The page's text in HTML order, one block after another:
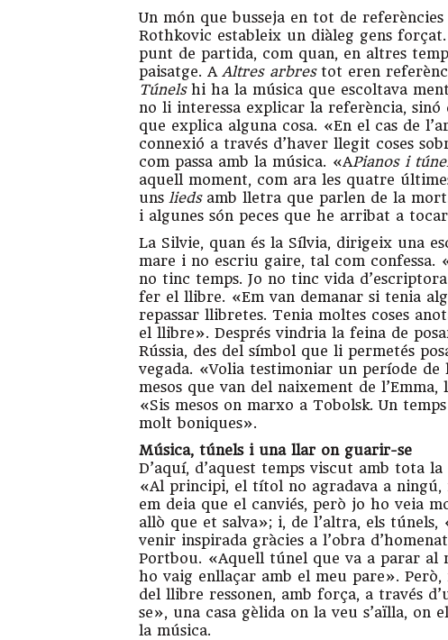
Un món que busseja en tot de
Rothkovic estableix un diàleg gens
punt de partida, com quan, en altres
paisatge. A Altres arbrestot eren
Túnelshi ha la música que escoltava
no li interessa explicar la referència,
que explica alguna cosa. «En el cas de
connexió a través d’haver llegit coses
com passa amb la música. «APianos i
aquell moment, com ara les quatre
uns liedsamb lletra que parlen de la
i algunes són peces que he arribat a
La Silvie, quan és la Sílvia, dirigeix una
mare i no escriu gaire, tal com confessa.
no tinc temps. Jo no tinc vida
fer el llibre. «Em van demanar si tenia
repassar llibretes. Tenia moltes coses
el llibre». Després vindria la feina de
Rússia, des del símbol que li permetés
vegada. «Volia testimoniar un període
mesos que van del naixement de
«Sis mesos on marxo a Tobolsk. Un
molt boniques».
Música, túnels i una llar on guarir-se
D’aquí, d’aquest temps viscut amb tota
«Al principi, el títol no agradava a
em deia que el canviés, però jo ho veia
allò que et salva»; i, de l’altra, els
venir inspirada gràcies a l’obra
Portbou. «Aquell túnel que va a parar al
ho vaig enllaçar amb el meu pare». Però,
del llibre ressonen, amb força, a través
se», una casa gèlida on la veu s’aïlla, on
la música.